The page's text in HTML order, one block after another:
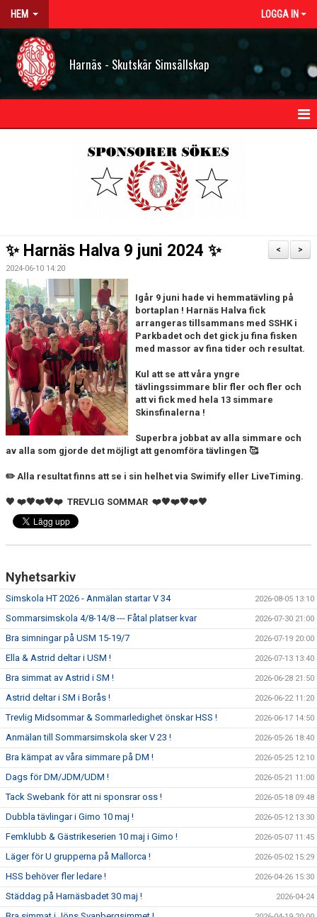
HEM LOGGA IN
Harnäs - Skutskär Simsällskap
STYRELSEN
BILDGALLERI
FJÄRRANHÖJDERBADET
HARNÄSBADET
>
<
✨ Harnäs Halva 9 juni 2024 ✨
2024-06-10 14:20
Igår 9 juni hade vi hemmatävling på
bortaplan ! Harnäs Halva fick
arrangeras tillsammans med SSHK i
Parkbadet och det gick ju fina fisken
med massor av fina tider och resultat.
Kul att se att våra yngre
tävlingssimmare blir fler och fler och
att vi fick med hela 13 simmare
Skinsfinalerna !
Superbra jobbat av alla simmare och
av alla som gjorde det möjligt att genomföra tävlingen 🥰
✏️ Alla resultat finns att se i sin helhet via Swimify eller LiveTiming.
🖤 ❤️🖤❤️🖤❤️ TREVLIG SOMMAR ❤️🖤❤️🖤❤️🖤
Nyhetsarkiv
Simskola HT 2026 - Anmälan startar V 34 2026-08-05 13:10
Sommarsimskola 4/8-14/8 --- Fåtal platser kvar 2026-07-30 21:00
Bra simningar på USM 15-19/7 2026-07-19 20:00
Ella & Astrid deltar i USM ! 2026-07-13 13:40
Bra simmat av Astrid i SM ! 2026-06-28 21:50
Astrid deltar i SM i Borås ! 2026-06-22 11:20
Trevlig Midsommar & Sommarledighet önskar HSS ! 2026-06-17 14:50
Anmälan till Sommarsimskola sker V 23 ! 2026-05-26 18:40
Bra kämpat av våra simmare på DM ! 2026-05-25 12:10
Dags för DM/JDM/UDM ! 2026-05-21 11:00
Tack Swebank för att ni sponsrar oss ! 2026-05-18 09:48
Dubbla tävlingar i Gimo 10 maj ! 2026-05-12 13:30
Femklubb & Gästrikeserien 10 maj i Gimo ! 2026-05-07 11:45
Läger för U grupperna på Mallorca ! 2026-05-02 15:29
HSS behöver fler ledare ! 2026-04-26 15:30
Städdag på Harnäsbadet 30 maj ! 2026-04-24